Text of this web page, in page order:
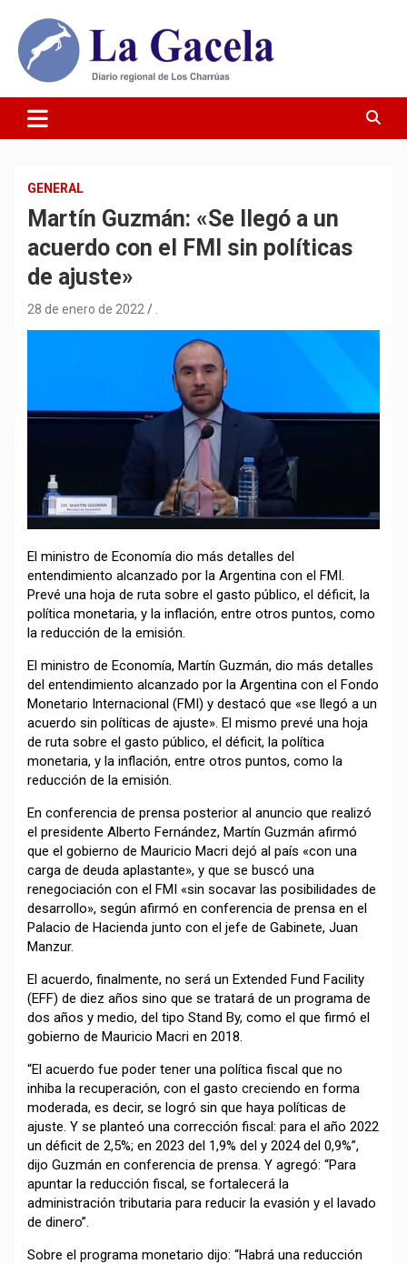
contenido
Diario La Gacela
GENERAL
Martín Guzmán: «Se llegó a un
acuerdo con el FMI sin políticas
de ajuste»
28 de enero de 2022
El ministro de Economía dio más detalles del
entendimiento alcanzado por la Argentina con el FMI.
Prevé una hoja de ruta sobre el gasto público, el déficit, la
política monetaria, y la inflación, entre otros puntos, como
la reducción de la emisión.
El ministro de Economía, Martín Guzmán, dio más detalles
del entendimiento alcanzado por la Argentina con el Fondo
Monetario Internacional (FMI) y destacó que «se llegó a un
acuerdo sin políticas de ajuste». El mismo prevé una hoja
de ruta sobre el gasto público, el déficit, la política
monetaria, y la inflación, entre otros puntos, como la
reducción de la emisión.
En conferencia de prensa posterior al anuncio que realizó
el presidente Alberto Fernández, Martín Guzmán afirmó
que el gobierno de Mauricio Macri dejó al país «con una
carga de deuda aplastante», y que se buscó una
renegociación con el FMI «sin socavar las posibilidades de
desarrollo», según afirmó en conferencia de prensa en el
Palacio de Hacienda junto con el jefe de Gabinete, Juan
Manzur.
El acuerdo, finalmente, no será un Extended Fund Facility
(EFF) de diez años sino que se tratará de un programa de
dos años y medio, del tipo Stand By, como el que firmó el
gobierno de Mauricio Macri en 2018.
“El acuerdo fue poder tener una política fiscal que no
inhiba la recuperación, con el gasto creciendo en forma
moderada, es decir, se logró sin que haya políticas de
ajuste. Y se planteó una corrección fiscal: para el año 2022
un déficit de 2,5%; en 2023 del 1,9% del y 2024 del 0,9%”,
dijo Guzmán en conferencia de prensa. Y agregó: “Para
apuntar la reducción fiscal, se fortalecerá la
administración tributaria para reducir la evasión y el lavado
de dinero”.
Sobre el programa monetario dijo: “Habrá una reducción